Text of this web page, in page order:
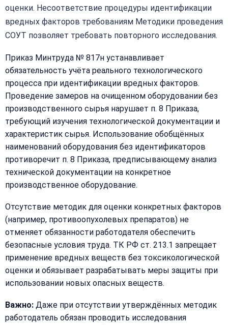
оценки. Несоответствие процедуры идентификации
вредных факторов требованиям Методики проведения
СОУТ позволяет требовать повторного исследования.
Приказ Минтруда № 817н устанавливает
обязательность учёта реального технологического
процесса при идентификации вредных факторов.
Проведение замеров на очищенном оборудовании без
производственного сырья нарушает п. 8 Приказа,
требующий изучения технологической документации и
характеристик сырья. Использование обобщённых
наименований оборудования без идентификаторов
противоречит п. 8 Приказа, предписывающему анализ
технической документации на конкретное
производственное оборудование.
Отсутствие методик для оценки конкретных факторов
(например, противоопухолевых препаратов) не
отменяет обязанности работодателя обеспечить
безопасные условия труда. ТК РФ ст. 213.1 запрещает
применение вредных веществ без токсикологической
оценки и обязывает разрабатывать меры защиты при
использовании новых опасных веществ.
Важно: Даже при отсутствии утверждённых методик
работодатель обязан проводить исследования